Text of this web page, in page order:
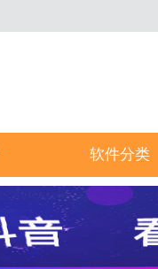
软件分类